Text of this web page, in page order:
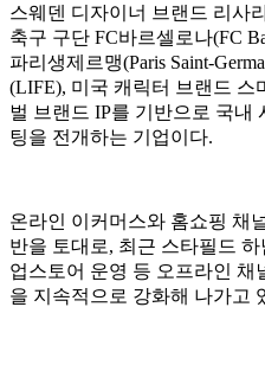
스웨덴 디자이너 브랜드 리사
축구 구단 FC바르셀로나(FC
파리생제르맹(Paris Saint-
(LIFE), 미국 캐릭터 브랜드 스
벌 브랜드 IP를 기반으로 국내
팅을 전개하는 기업이다.
온라인 이커머스와 홈쇼핑 채
반을 토대로, 최근 스타필드
업스토어 운영 등 오프라인 채
을 지속적으로 강화해 나가고